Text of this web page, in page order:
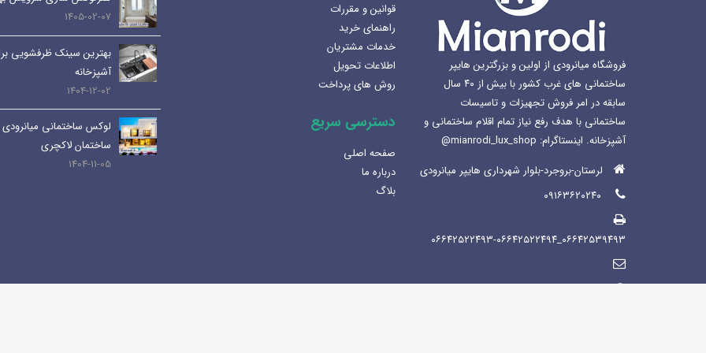
فروشگاه میانرودی از اولین و بزرگترین هایپر
ساختمانی های غرب کشور با بیش از ۴۰ سال
سابقه در امر فروش تجهیزات و تاسیسات
ساختمانی با هدف رفع نیاز تمام اقلام ساختمانی و
آشپزخانه. اینستاگرام: mianrodi_lux_shop@
لرستان-بروجرد-بلوار شهرداری هایپر میانرودی
۰۶۶۴۲۵۳۹۴۹۳_۰۶۶۴۲۵۲۲۴۹۳-۰۶۶۴۲۵۲۲۴۹۴
قوانین و مقررات
راهنمای خرید
خدمات مشتریان
اطلاعات تحویل
روش های پرداخت
دسترسی سریع
صفحه اصلی
درباره ما
بلاگ
1405-02-07
بهترین سینک ظرفشویی برای
آشپزخانه
1404-12-02
لوکس ساختمانی میانرودی و
ساختمان لاکچری
1404-11-05
1405-02-07
بهترین سینک ظرفشویی
آشپزخانه
1404-12-02
لوکس ساختمانی میانرودی
ساختمان لاکچری
1404-11-05